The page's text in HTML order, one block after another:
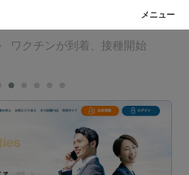
ワクチンが到着、接種開始